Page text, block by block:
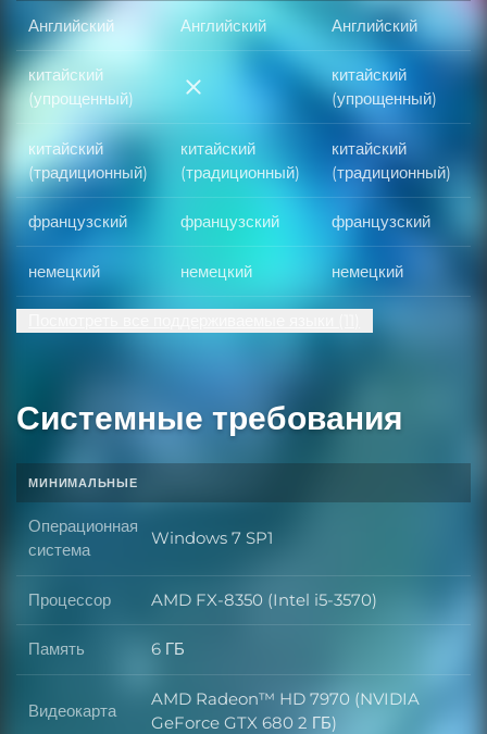
Английский Английский Английский
китайский
(упрощенный)
китайский (упрощенный)
китайский
(упрощенный)
китайский
(традиционный)
китайский
(традиционный)
китайский
(традиционный)
французский французский французский
немецкий немецкий немецкий
Системные требования
МИНИМАЛЬНЫЕ
Операционная
система
Операционная система
Windows 7 SP1
Процессор Процессор
AMD FX-8350 (Intel i5-3570)
Память Память
6 ГБ
Видеокарта Видеокарта
AMD Radeon™ HD 7970 (NVIDIA
GeForce GTX 680 2 ГБ)